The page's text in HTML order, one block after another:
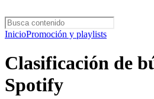
InicioPromoción y playlists
Clasificación de
Spotify